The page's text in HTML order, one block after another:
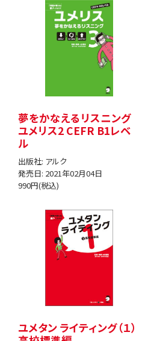
夢をかなえるリスニング
ユメリス2 CEFR B1レベ
ル
出版社: アルク
発売日: 2021年02月04日
990円(税込)
ユメタン ライティング（１）